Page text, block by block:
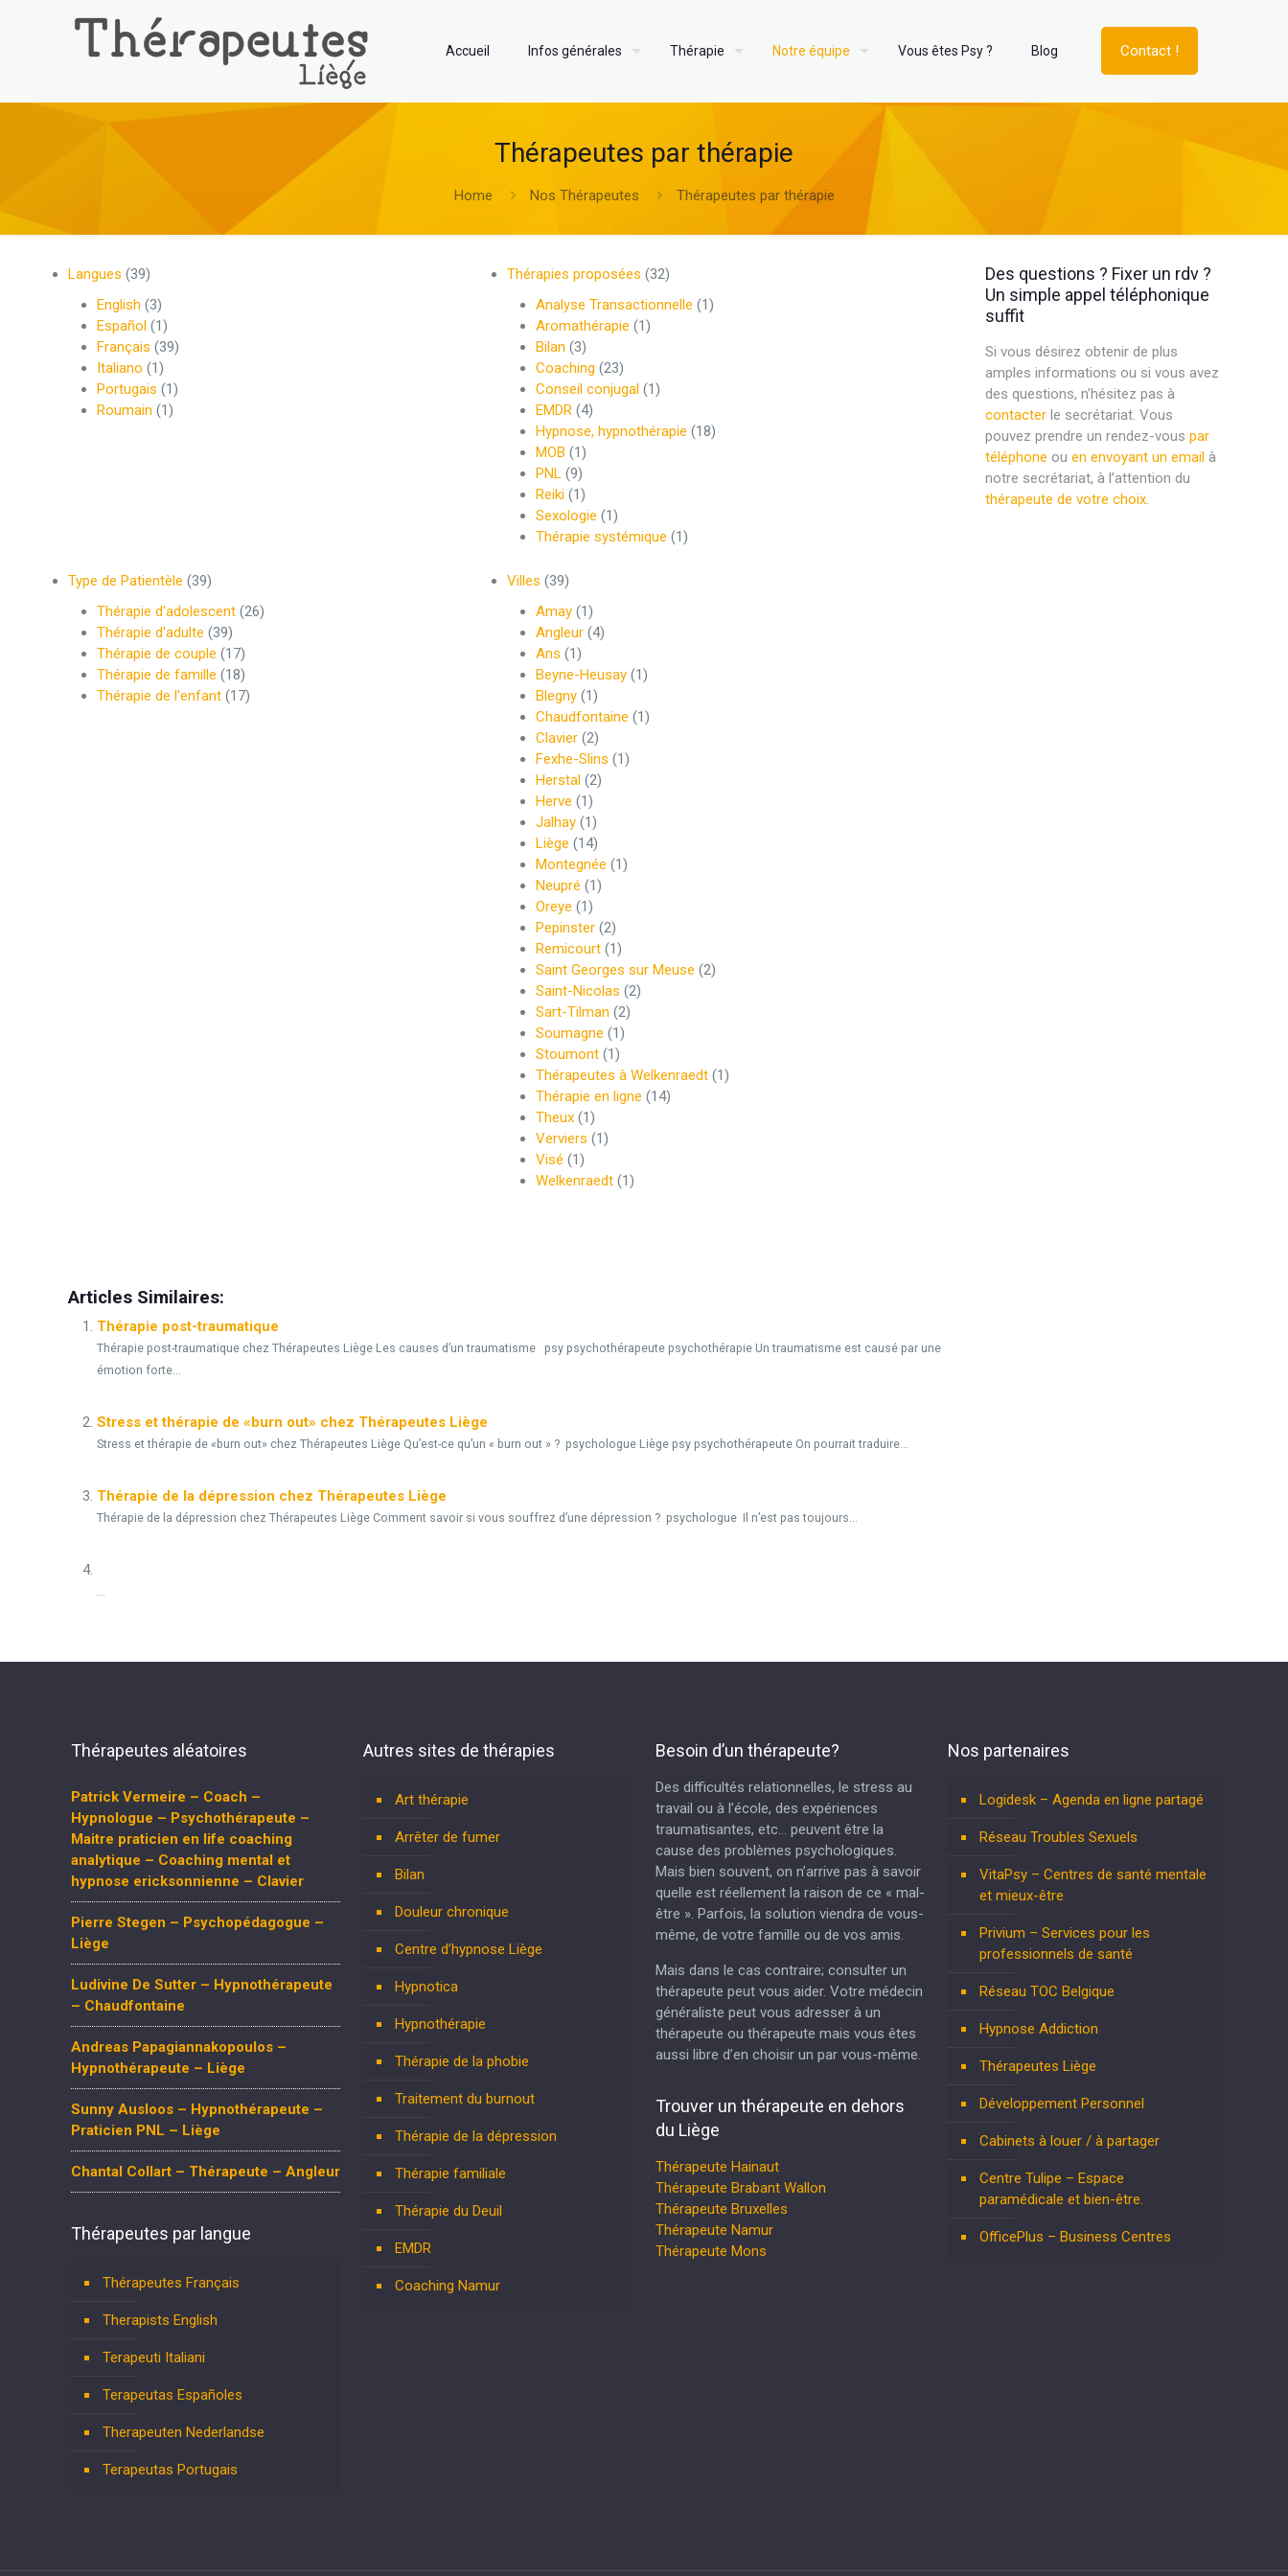
Accueil Infos générales Thérapie Notre équipe Vous êtes Psy ? Blog Contact !
Thérapeutes par thérapie
Home Nos Thérapeutes Thérapeutes par thérapie
Langues (39)
English (3)
Español (1)
Français (39)
Italiano (1)
Portugais (1)
Roumain (1)
Thérapies proposées (32)
Analyse Transactionnelle (1)
Aromathérapie (1)
Bilan (3)
Coaching (23)
Conseil conjugal (1)
EMDR (4)
Hypnose, hypnothérapie (18)
MOB (1)
PNL (9)
Reiki (1)
Sexologie (1)
Thérapie systémique (1)
Type de Patientèle (39)
Thérapie d'adolescent (26)
Thérapie d'adulte (39)
Thérapie de couple (17)
Thérapie de famille (18)
Thérapie de l'enfant (17)
Villes (39)
Amay (1)
Angleur (4)
Ans (1)
Beyne-Heusay (1)
Blegny (1)
Chaudfontaine (1)
Clavier (2)
Fexhe-Slins (1)
Herstal (2)
Herve (1)
Jalhay (1)
Liège (14)
Montegnée (1)
Neupré (1)
Oreye (1)
Pepinster (2)
Remicourt (1)
Saint Georges sur Meuse (2)
Saint-Nicolas (2)
Sart-Tilman (2)
Soumagne (1)
Stoumont (1)
Thérapeutes à Welkenraedt (1)
Thérapie en ligne (14)
Theux (1)
Verviers (1)
Visé (1)
Welkenraedt (1)
Articles Similaires:
Thérapie post-traumatique
Thérapie post-traumatique chez Thérapeutes Liège Les causes d’un traumatisme psy psychothérapeute psychothérapie Un traumatisme est causé par une
émotion forte...
Stress et thérapie de «burn out» chez Thérapeutes Liège
Stress et thérapie de «burn out» chez Thérapeutes Liège Qu’est-ce qu’un « burn out » ? psychologue Liège psy psychothérapeute On pourrait traduire...
Thérapie de la dépression chez Thérapeutes Liège
Thérapie de la dépression chez Thérapeutes Liège Comment savoir si vous souffrez d’une dépression ? psychologue Il n’est pas toujours...
...
Des questions ? Fixer un rdv ?
Un simple appel téléphonique
suffit
Si vous désirez obtenir de plus
amples informations ou si vous avez
des questions, n’hésitez pas à
contacterle secrétariat. Vous
pouvez prendre un rendez-vous par
téléphone ou en envoyant un emailà
notre secrétariat, à l’attention du
thérapeute de votre choix.
Thérapeutes aléatoires
Patrick Vermeire – Coach –
Hypnologue – Psychothérapeute –
Maitre praticien en life coaching
analytique – Coaching mental et
hypnose ericksonnienne – Clavier
Pierre Stegen – Psychopédagogue –
Liège
Ludivine De Sutter – Hypnothérapeute
– Chaudfontaine
Andreas Papagiannakopoulos –
Hypnothérapeute – Liège
Sunny Ausloos – Hypnothérapeute –
Praticien PNL – Liège
Chantal Collart – Thérapeute – Angleur
Thérapeutes par langue
Thérapeutes Français
Therapists English
Terapeuti Italiani
Terapeutas Españoles
Therapeuten Nederlandse
Terapeutas Portugais
Autres sites de thérapies
Art thérapie
Arrêter de fumer
Bilan
Douleur chronique
Centre d’hypnose Liège
Hypnotica
Hypnothérapie
Thérapie de la phobie
Traitement du burnout
Thérapie de la dépression
Thérapie familiale
Thérapie du Deuil
EMDR
Coaching Namur
Besoin d’un thérapeute?
Des difficultés relationnelles, le stress au
travail ou à l’école, des expériences
traumatisantes, etc… peuvent être la
cause des problèmes psychologiques.
Mais bien souvent, on n’arrive pas à savoir
quelle est réellement la raison de ce « mal-
être ». Parfois, la solution viendra de vous-
même, de votre famille ou de vos amis.
Mais dans le cas contraire; consulter un
thérapeute peut vous aider. Votre médecin
généraliste peut vous adresser à un
thérapeute ou thérapeute mais vous êtes
aussi libre d’en choisir un par vous-même.
Trouver un thérapeute en dehors
du Liège
Thérapeute Hainaut
Thérapeute Brabant Wallon
Thérapeute Bruxelles
Thérapeute Namur
Thérapeute Mons
Nos partenaires
Logidesk – Agenda en ligne partagé
Réseau Troubles Sexuels
VitaPsy – Centres de santé mentale
et mieux-être
Privium – Services pour les
professionnels de santé
Réseau TOC Belgique
Hypnose Addiction
Thérapeutes Liège
Développement Personnel
Cabinets à louer / à partager
Centre Tulipe – Espace
paramédicale et bien-être.
OfficePlus – Business Centres